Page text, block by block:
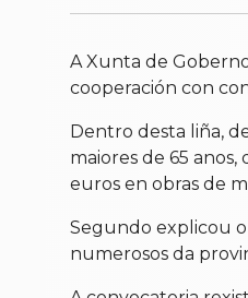
A Xunta de
cooperación con
Dentro desta liña,
maiores de 65
euros en obras de
Segundo explicou
numerosos da